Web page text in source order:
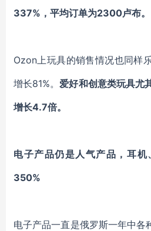
337%，平均订单为2300卢布。
Ozon上玩具的销售情况也同样
增长81%。爱好和创意类玩具尤
增长4.7倍。
电子产品仍是人气产品，耳
350%
电子产品一直是俄罗斯一年中各